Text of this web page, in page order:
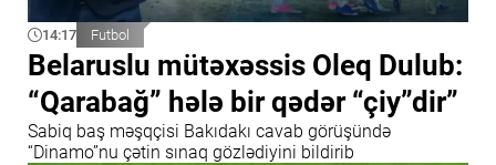
14:17 Futbol
Belaruslu mütəxəssis Oleq Dulub:
“Qarabağ” hələ bir qədər “çiy”dir”
Sabiq baş məşqçisi Bakıdakı cavab görüşündə
“Dinamo”nu çətin sınaq gözlədiyini bildirib